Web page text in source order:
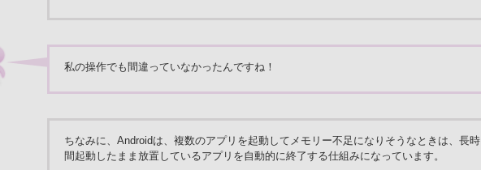
私の操作でも間違っていなかったんですね！
ちなみに、Androidは、複数のアプリを起動してメモリー不足になりそうなときは、長時
間起動したまま放置しているアプリを自動的に終了する仕組みになっています。